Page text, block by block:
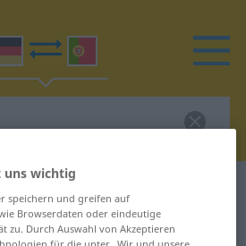
uns wichtig
speichern und greifen auf
Browserdaten oder eindeutige
zu. Durch Auswahl von Akzeptieren